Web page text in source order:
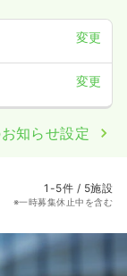
変更
変更
知らせ設定
1-5件 / 5施設
※一時募集休止中を含む